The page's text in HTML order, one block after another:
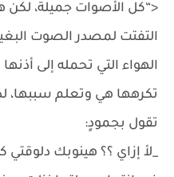
<“كل الأصوات جميلة،
التفتت لمصدر الصوت
الهواء التي تحمله إلى
تكرهها هي وتعلم سببها،
تقول بجمودٍ:
_لأ إزاي ؟؟ هينوبك دلوقتي